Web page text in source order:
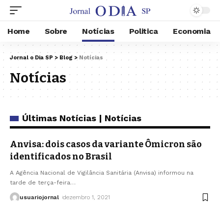
Home Sobre Notícias Politica Economia
Jornal o Dia SP > Blog > Notícias
Notícias
Últimas Notícias | Notícias
Anvisa: dois casos da variante Ômicron são
identificados no Brasil
A Agência Nacional de Vigilância Sanitária (Anvisa) informou na
tarde de terça-feira…
usuariojornal dezembro 1, 2021